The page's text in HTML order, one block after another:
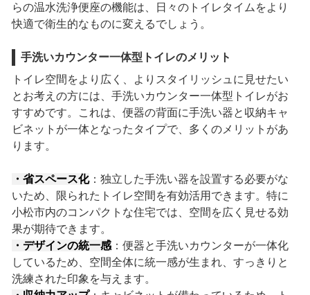
らの温水洗浄便座の機能は、日々のトイレタイムをより
快適で衛生的なものに変えるでしょう。
手洗いカウンター一体型トイレのメリット
トイレ空間をより広く、よりスタイリッシュに見せたい
とお考えの方には、手洗いカウンター一体型トイレがお
すすめです。これは、便器の背面に手洗い器と収納キャ
ビネットが一体となったタイプで、多くのメリットがあ
ります。
・省スペース化：独立した手洗い器を設置する必要がな
いため、限られたトイレ空間を有効活用できます。特に
小松市内のコンパクトな住宅では、空間を広く見せる効
果が期待できます。
・デザインの統一感：便器と手洗いカウンターが一体化
しているため、空間全体に統一感が生まれ、すっきりと
洗練された印象を与えます。